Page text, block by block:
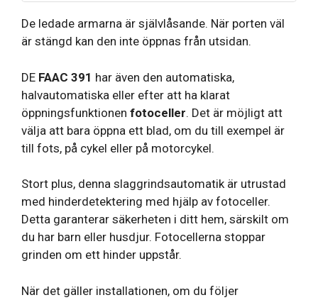
De ledade armarna är självlåsande. När porten väl
är stängd kan den inte öppnas från utsidan.
DE FAAC 391 har även den automatiska,
halvautomatiska eller efter att ha klarat
öppningsfunktionen fotoceller. Det är möjligt att
välja att bara öppna ett blad, om du till exempel är
till fots, på cykel eller på motorcykel.
Stort plus, denna slaggrindsautomatik är utrustad
med hinderdetektering med hjälp av fotoceller.
Detta garanterar säkerheten i ditt hem, särskilt om
du har barn eller husdjur. Fotocellerna stoppar
grinden om ett hinder uppstår.
När det gäller installationen, om du följer